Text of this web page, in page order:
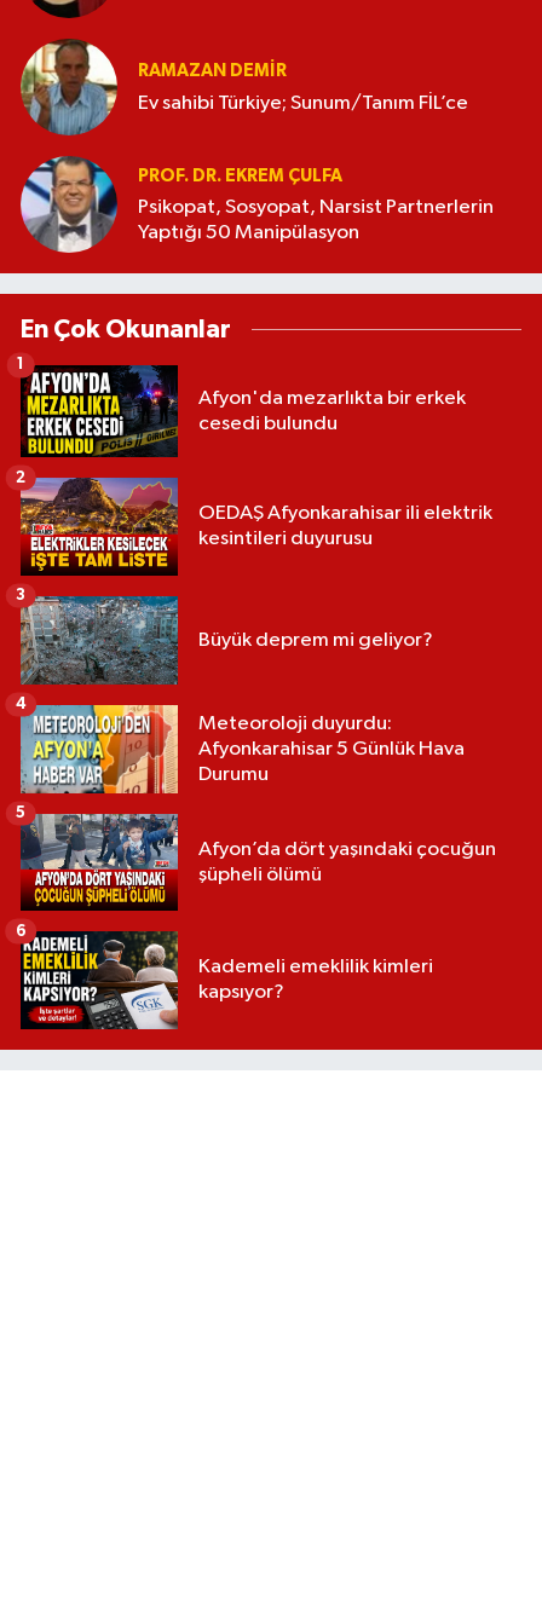
RAMAZAN DEMİR
Ev sahibi Türkiye; Sunum/Tanım FİL’ce
PROF. DR. EKREM ÇULFA
Psikopat, Sosyopat, Narsist Partnerlerin
Yaptığı 50 Manipülasyon
En Çok Okunanlar
Afyon'da mezarlıkta bir erkek
cesedi bulundu
1
OEDAŞ Afyonkarahisar ili elektrik
kesintileri duyurusu
2
Büyük deprem mi geliyor?
3
Meteoroloji duyurdu:
Afyonkarahisar 5 Günlük Hava
Durumu
4
Afyon’da dört yaşındaki çocuğun
şüpheli ölümü
5
Kademeli emeklilik kimleri
kapsıyor?
6